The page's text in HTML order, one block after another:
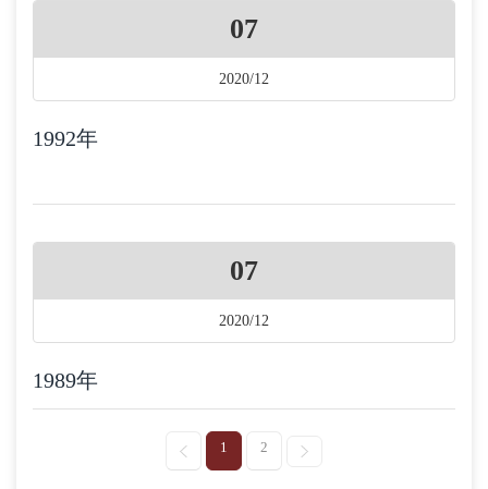
07
2020/12
1992年
07
2020/12
1989年
1 2